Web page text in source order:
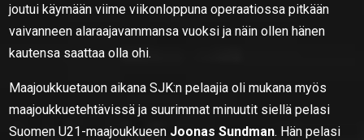
joutui käymään viime viikonloppuna operaatiossa pitkään
vaivanneen alaraajavammansa vuoksi ja näin ollen hänen
kautensa saattaa olla ohi.
Maajoukkuetauon aikana SJK:n pelaajia oli mukana myös
maajoukkuetehtävissä ja suurimmat minuutit siellä pelasi
Suomen U21-maajoukkueen Joonas Sundman. Hän pelasi